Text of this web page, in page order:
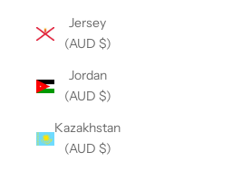
Jersey
(AUD $)
Jordan
(AUD $)
Kazakhstan
(AUD $)